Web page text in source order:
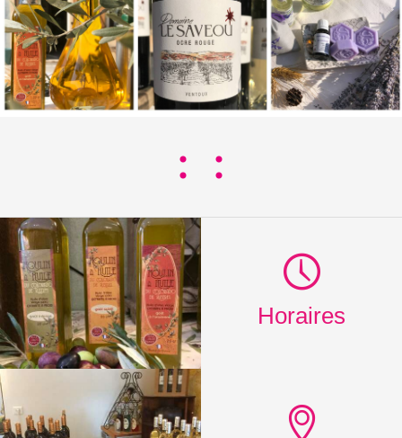
Horaires